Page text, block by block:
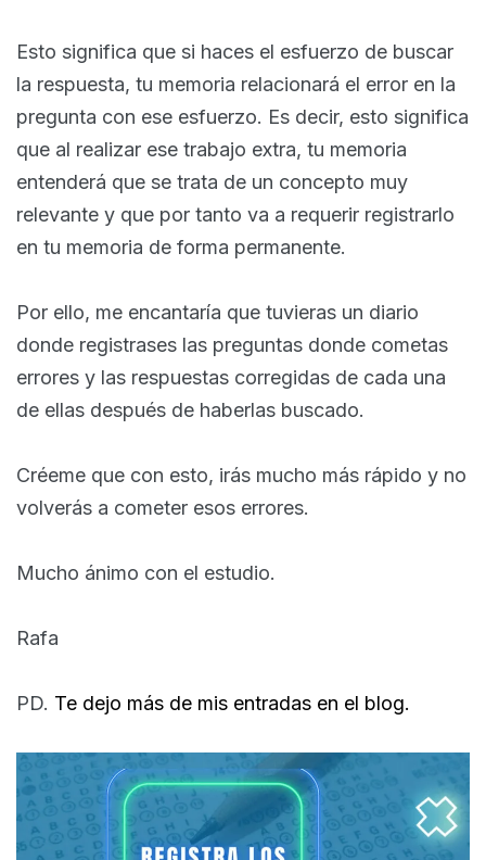
Esto significa que si haces el esfuerzo de buscar
la respuesta, tu memoria relacionará el error en la
pregunta con ese esfuerzo. Es decir, esto significa
que al realizar ese trabajo extra, tu memoria
entenderá que se trata de un concepto muy
relevante y que por tanto va a requerir registrarlo
en tu memoria de forma permanente.
Por ello, me encantaría que tuvieras un diario
donde registrases las preguntas donde cometas
errores y las respuestas corregidas de cada una
de ellas después de haberlas buscado.
Créeme que con esto, irás mucho más rápido y no
volverás a cometer esos errores.
Mucho ánimo con el estudio.
Rafa
PD. Te dejo más de mis entradas en el blog.